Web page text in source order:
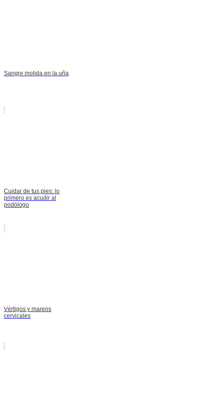
Sangre molida en la uña
Cuidar de tus pies: lo
primero es acudir al
podólogo
Vértigos y mareos
cervicales